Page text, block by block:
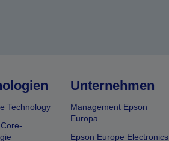
Technology
Unternehmen
Management Epson
Europa
Epson Europe Electronics